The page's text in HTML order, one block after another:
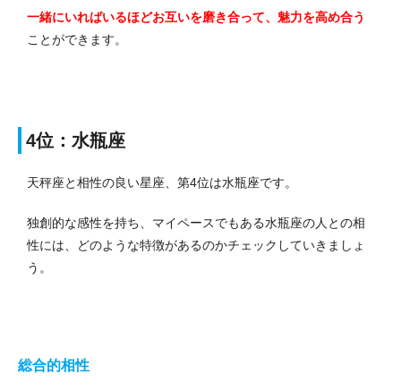
一緒にいればいるほどお互いを磨き合って、魅力を高め合う
ことができます。
4位：水瓶座
天秤座と相性の良い星座、第4位は水瓶座です。
独創的な感性を持ち、マイペースでもある水瓶座の人との相
性には、どのような特徴があるのかチェックしていきましょ
う。
総合的相性